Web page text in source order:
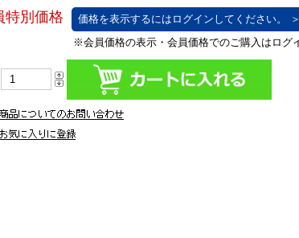
価格を表示するにはログインしてください。 ＞